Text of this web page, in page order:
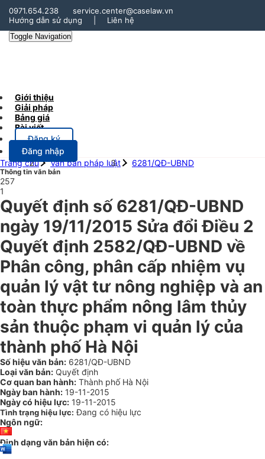
0971.654.238
service.center@caselaw.vn
Hướng dẫn sử dụng
Liên hệ
Toggle Navigation
Giới thiệu
Giải pháp
Bảng giá
Bài viết
Đăng ký
Đăng nhập
Trang chủ
Văn bản pháp luật 6281/QĐ-UBND
Thông tin văn bản
257
1
Quyết định số 6281/QĐ-UBND
ngày 19/11/2015 Sửa đổi Điều 2
Quyết định 2582/QĐ-UBND về
Phân công, phân cấp nhiệm vụ
quản lý vật tư nông nghiệp và an
toàn thực phẩm nông lâm thủy
sản thuộc phạm vi quản lý của
thành phố Hà Nội
Số hiệu văn bản: 6281/QĐ-UBND
Loại văn bản: Quyết định
Cơ quan ban hành: Thành phố Hà Nội
Ngày ban hành: 19-11-2015
Ngày có hiệu lực: 19-11-2015
Tình trạng hiệu lực: Đang có hiệu lực
Ngôn ngữ:
Định dạng văn bản hiện có: